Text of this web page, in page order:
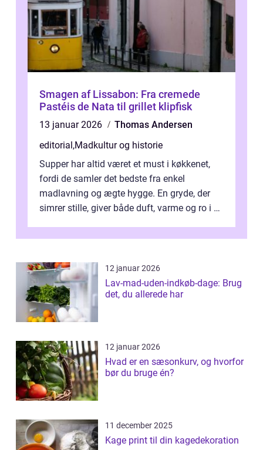
Smagen af Lissabon: Fra cremede
Pastéis de Nata til grillet klipfisk
13 januar 2026
Thomas Andersen
editorial,Madkultur og historie
Supper har altid været et must i køkkenet,
fordi de samler det bedste fra enkel
madlavning og ægte hygge. En gryde, der
simrer stille, giver både duft, varme og ro i en
12 januar 2026
Lav-mad-uden-indkøb-dage: Brug
det, du allerede har
12 januar 2026
Hvad er en sæsonkurv, og hvorfor
bør du bruge én?
11 december 2025
Kage print til din kagedekoration